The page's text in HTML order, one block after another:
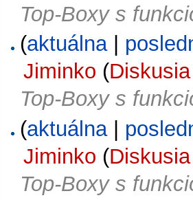
Top-Boxy s
(aktuálna|
Jiminko (Diskusia
Top-Boxy s
(aktuálna|
Jiminko (Diskusia
Top-Boxy s